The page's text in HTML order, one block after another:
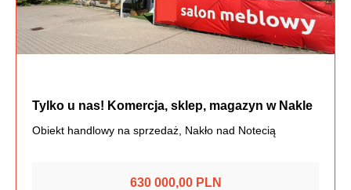
Tylko u nas! Komercja, sklep, magazyn w Nakle
Obiekt handlowy na sprzedaż, Nakło nad Notecią
630 000,00 PLN